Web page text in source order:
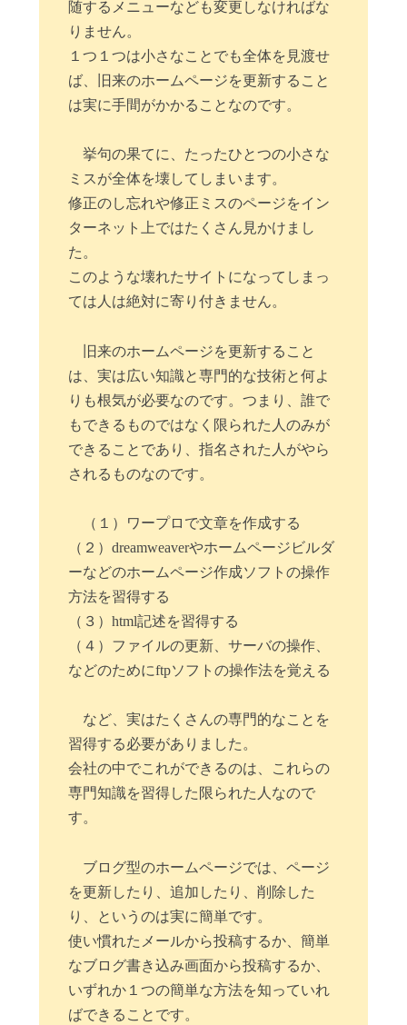
随するメニューなども変更しなければな
りません。
１つ１つは小さなことでも全体を見渡せ
ば、旧来のホームページを更新すること
は実に手間がかかることなのです。
挙句の果てに、たったひとつの小さな
ミスが全体を壊してしまいます。
修正のし忘れや修正ミスのページをイン
ターネット上ではたくさん見かけまし
た。
このような壊れたサイトになってしまっ
ては人は絶対に寄り付きません。
旧来のホームページを更新すること
は、実は広い知識と専門的な技術と何よ
りも根気が必要なのです。つまり、誰で
もできるものではなく限られた人のみが
できることであり、指名された人がやら
されるものなのです。
（１）ワープロで文章を作成する
（２）dreamweaverやホームページビルダ
ーなどのホームページ作成ソフトの操作
方法を習得する
（３）html記述を習得する
（４）ファイルの更新、サーバの操作、
などのためにftpソフトの操作法を覚える
など、実はたくさんの専門的なことを
習得する必要がありました。
会社の中でこれができるのは、これらの
専門知識を習得した限られた人なので
す。
ブログ型のホームページでは、ページ
を更新したり、追加したり、削除した
り、というのは実に簡単です。
使い慣れたメールから投稿するか、簡単
なブログ書き込み画面から投稿するか、
いずれか１つの簡単な方法を知っていれ
ばできることです。